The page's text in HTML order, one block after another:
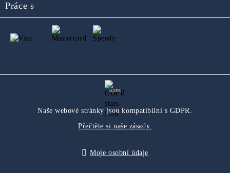
Práce s
GDPR
Naše webové stránky jsou kompatibilní s GDPR.
Přečtěte si naše zásady.
Moje osobní údaje